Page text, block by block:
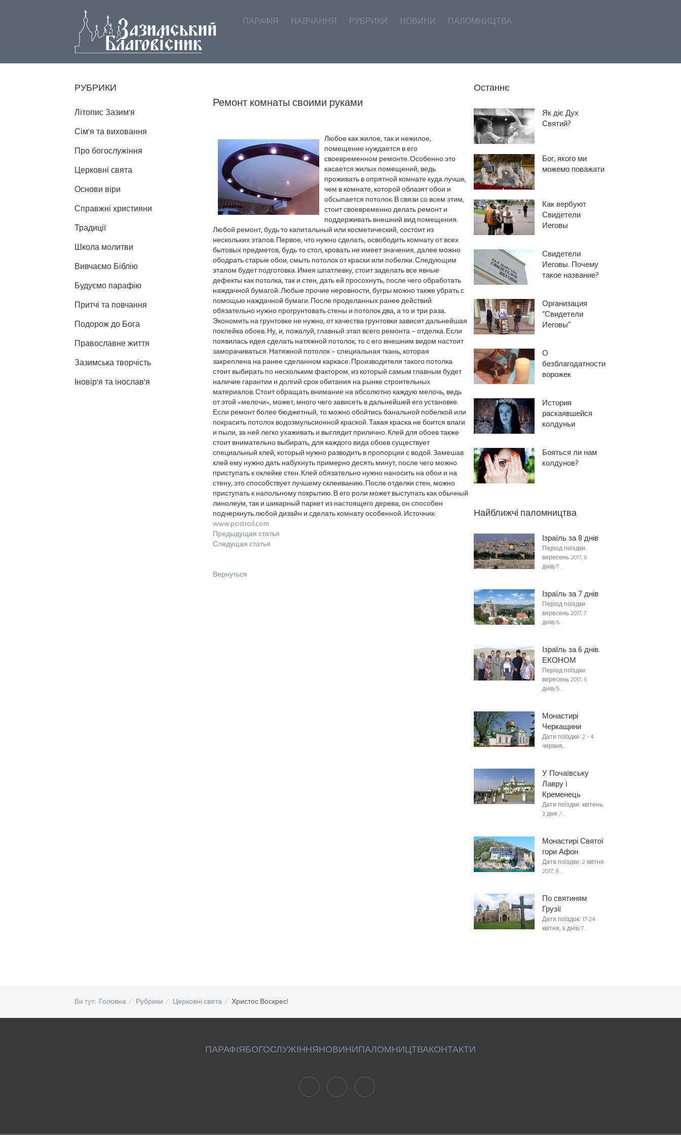
ПАРАФІЯ НАВЧАННЯ РУБРИКИ НОВИНИ ПАЛОМНИЦТВА
Ремонт комнаты своими руками
Любое как жилое, так и нежилое,
помещение нуждается в его
своевременном ремонте. Особенно это
касается жилых помещений, ведь
проживать в опрятной комнате куда лучше,
чем в комнате, которой облазят обои и
обсыпается потолок. В связи со всем этим,
стоит своевременно делать ремонт и
поддерживать внешний вид помещения.
Любой ремонт, будь то капитальный или косметический, состоит из
нескольких этапов. Первое, что нужно сделать, освободить комнату от всех
бытовых предметов, будь то стол, кровать не имеет значения, далее можно
ободрать старые обои, смыть потолок от краски или побелки. Следующим
этапом будет подготовка. Имея шпатлевку, стоит заделать все явные
дефекты как потолка, так и стен, дать ей просохнуть, после чего обработать
наждачной бумагой. Любые прочие неровности, бугры можно также убрать с
помощью наждачной бумаги. После проделанных ранее действий
обязательно нужно прогрунтовать стены и потолок два, а то и три раза.
Экономить на грунтовке не нужно, от качества грунтовки зависит дальнейшая
поклейка обоев. Ну, и, пожалуй, главный этап всего ремонта – отделка. Если
появилась идея сделать натяжной потолок, то с его внешним видом настоит
заморачиваться. Натяжной потолок – специальная ткань, которая
закреплена на ранее сделанном каркасе. Производителя такого потолка
стоит выбирать по нескольким фактором, из который самым главным будет
наличие гарантии и долгий срок обитания на рынке строительных
материалов. Стоит обращать внимание на абсолютно каждую мелочь, ведь
от этой «мелочи», может, много чего зависеть в дальнейшей его установке.
Если ремонт более бюджетный, то можно обойтись банальной побелкой или
покрасить потолок водоэмульсионной краской. Такая краска не боится влаги
и пыли, за ней легко ухаживать и выглядит прилично. Клей для обоев также
стоит внимательно выбирать, для каждого вида обоев существует
специальный клей, который нужно разводить в пропорции с водой. Замешав
клей ему нужно дать набухнуть примерно десять минут, после чего можно
приступать к оклейке стен. Клей обязательно нужно наносить на обои и на
стену, это способствует лучшему склеиванию. После отделки стен, можно
приступать к напольному покрытию. В его роли может выступать как обычный
линолеум, так и шикарный паркет из настоящего дерева, он способен
подчеркнуть любой дизайн и сделать комнату особенной. Источник:
www.postroil.com
Предыдущая статья
Следущая статья
Вернуться
РУБРИКИ
Літопис Зазим'я
Сім'я та виховання
Про богослужіння
Церковні свята
Основи віри
Справжні християни
Традиції
Школа молитви
Вивчаємо Біблію
Будуємо парафію
Притчі та повчання
Подорож до Бога
Православне життя
Зазимська творчість
Іновір'я та інослав'я
Останнє
Як діє Дух
Святий?
Бог, якого ми
можемо поважати
Как вербуют
Свидетели
Иеговы
Свидетели
Иеговы. Почему
такое название?
Организация
“Свидетели
Иеговы”
О
безблагодатности
ворожек
История
раскаявшейся
колдуньи
Бояться ли нам
колдунов?
Найближчі паломництва
Ізраїль за 8 днів
Період поїздки:
вересень 2017, 8
днів/7…
Ізраїль за 7 днів
Період поїздки:
вересень 2017, 7
днів/6…
Ізраїль за 6 днів.
ЕКОНОМ
Період поїздки:
вересень 2017, 6
днів/5…
Монастирі
Черкащини
Дати поїздки: 2 - 4
червня,…
У Почаївську
Лавру і
Кременець
Дати поїздки: квітень,
3 дня /…
Монастирі Святої
гори Афон
Дата поїздки: 2 квітня
2017, 8…
По святиням
Грузії
Дати поїздок: 17-24
квітня, 8 днів/7…
Ви тут: Головна Рубрики Церковні свята Христос Воскрес!
ПАРАФІЯБОГОСЛУЖІННЯНОВИНИПАЛОМНИЦТВАКОНТАКТИ